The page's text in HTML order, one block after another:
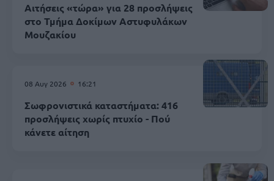
Αιτήσεις «τώρα» για 28 προσλήψεις
στο Τμήμα Δοκίμων Αστυφυλάκων
Mουζακίου
08 Αυγ 2026 16:21
Σωφρονιστικά καταστήματα: 416
προσλήψεις χωρίς πτυχίο - Πού
κάνετε αίτηση